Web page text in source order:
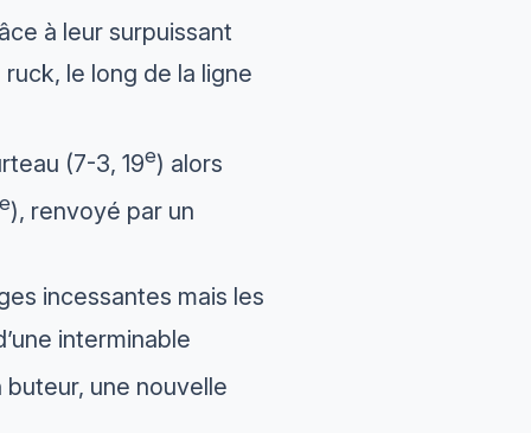
à leur surpuissant
le long de la ligne
(7-3, 19e) alors
e), renvoyé par un
incessantes mais les
interminable
une nouvelle